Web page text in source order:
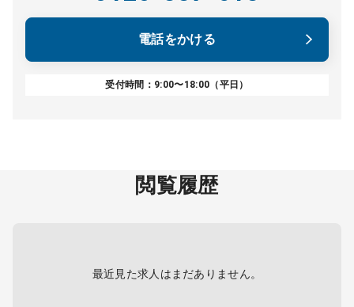
電話をかける
受付時間：9:00〜18:00（平日）
閲覧履歴
最近見た求人はまだありません。